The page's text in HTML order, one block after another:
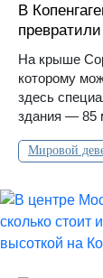
В
На крыше
которому
здесь
здания — 85
Мировой